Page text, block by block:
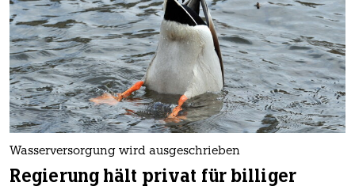
Wasserversorgung wird ausgeschrieben
Regierung hält privat für billiger